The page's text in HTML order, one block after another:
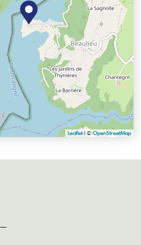
Leaflet | © OpenStreetMap